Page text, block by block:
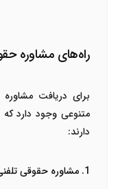
راه‌های مشاوره
برای دریافت
متنوعی وجود دارد
دارند:
1. مشاوره حقوقی تلفنی